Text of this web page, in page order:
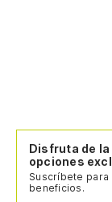
Disfruta de la
opciones
Suscríbete
beneficios.